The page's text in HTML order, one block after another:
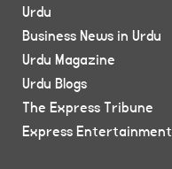
Urdu
Business News in Urdu
Urdu Magazine
Urdu Blogs
The Express Tribune
Express Entertainment